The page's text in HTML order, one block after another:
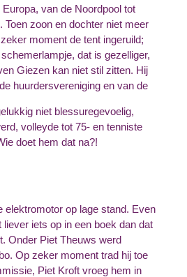
van de Noordpool tot
Toen zoon en dochter niet meer
moment de tent ingeruild;
dat is gezelliger,
Giezen kan niet stil zitten. Hij
huurdersvereniging en van de
niet blessuregevoelig,
volleyde tot 75- en tenniste
doet hem dat na?!
elektromotor op lage stand. Even
iets op in een boek dan dat
Onder Piet Theuws werd
Op zeker moment trad hij toe
Piet Kroft vroeg hem in